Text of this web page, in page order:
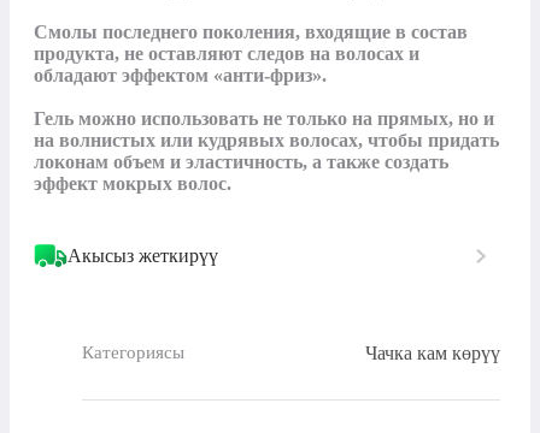
Смолы последнего поколения, входящие в состав
продукта, не оставляют следов на волосах и
обладают эффектом «анти-фриз».
Гель можно использовать не только на прямых, но и
на волнистых или кудрявых волосах, чтобы придать
локонам объем и эластичность, а также создать
эффект мокрых волос.
Акысыз жеткирүү
Категориясы Чачка кам көрүү